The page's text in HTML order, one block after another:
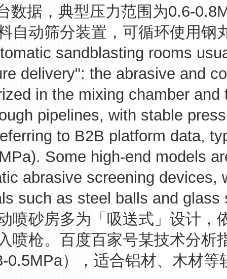
数据，典型压力范围为0.6-
自动筛分装置，可循环使用钢
sandblasting rooms
delivery": the abrasive and
in the mixing chamber
pipelines, with stable
to B2B platform data,
Some high-end models
abrasive screening devices,
such as steel balls and glass
房多为「吸送式」设计，
喷枪。百度百家号某技术分析
0.5MPa），适合铝材、木材等